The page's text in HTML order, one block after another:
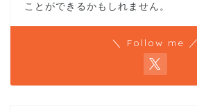
ことができるかもしれません。
＼ Follow me ／